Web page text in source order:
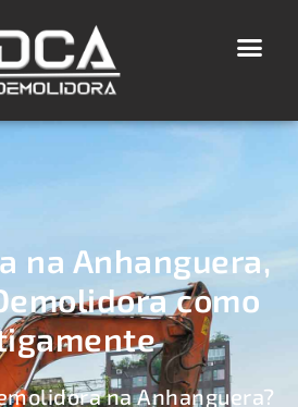
na Anhanguera,
como
na Anhanguera?